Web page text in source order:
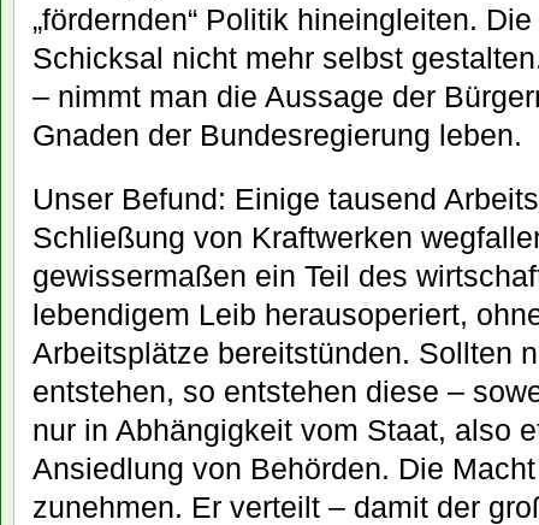
„fördernden“ Politik hineingleiten.
Schicksal nicht mehr selbst
– nimmt man die Aussage der
Gnaden der Bundesregierung leben.
Unser Befund: Einige tausend
Schließung von Kraftwerken
gewissermaßen ein Teil des
lebendigem Leib herausoperiert,
Arbeitsplätze bereitstünden. Sollten
entstehen, so entstehen diese –
nur in Abhängigkeit vom Staat, also
Ansiedlung von Behörden. Die
zunehmen. Er verteilt – damit der